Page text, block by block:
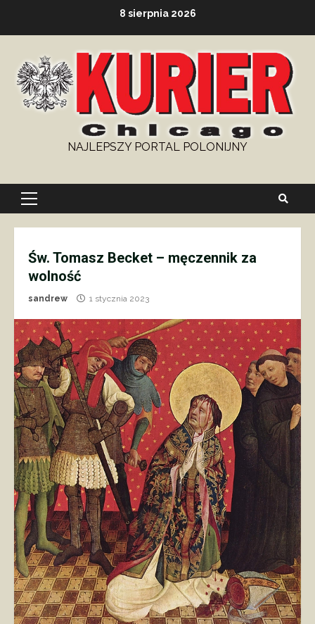
8 sierpnia 2026
NAJLEPSZY PORTAL POLONIJNY
Primary
Św. Tomasz Becket – męczennik za
wolność
sandrew 1 stycznia 2023